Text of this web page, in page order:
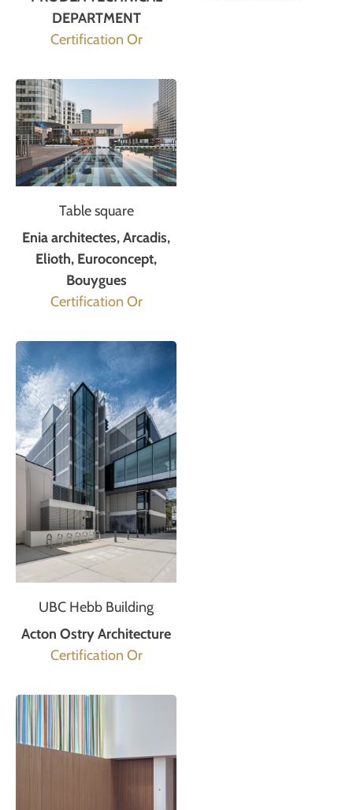
DEPARTMENT
Certification Or
Table square
Enia architectes, Arcadis,
Elioth, Euroconcept,
Bouygues
Certification Or
UBC Hebb Building
Acton Ostry Architecture
Certification Or